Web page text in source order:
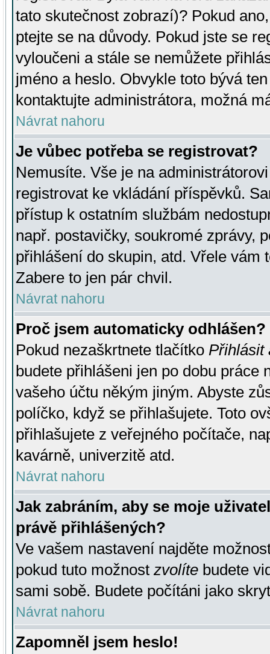
tato skutečnost zobrazí)? Pokud
ptejte se na důvody. Pokud jste se
vyloučeni a stále se nemůžete
jméno a heslo. Obvykle toto bývá
kontaktujte administrátora, možná
Návrat nahoru
Je vůbec potřeba se registrovat?
Nemusíte. Vše je na
registrovat ke vkládání příspěvků.
přístup k ostatním službám
např. postavičky, soukromé zprávy,
přihlášení do skupin, atd. Vřele vám
Zabere to jen pár chvil.
Návrat nahoru
Proč jsem automaticky odhlášen?
Pokud nezaškrtnete tlačítko Přihlásit
budete přihlášeni jen po dobu práce
vašeho účtu někým jiným. Abyste
políčko, když se přihlašujete. Toto
přihlašujete z veřejného počítače,
kavárně, univerzitě atd.
Návrat nahoru
Jak zabráním, aby se moje
právě přihlášených?
Ve vašem nastavení najděte
pokud tuto možnost zvolíte budete
sami sobě. Budete počítáni jako
Návrat nahoru
Zapomněl jsem heslo!